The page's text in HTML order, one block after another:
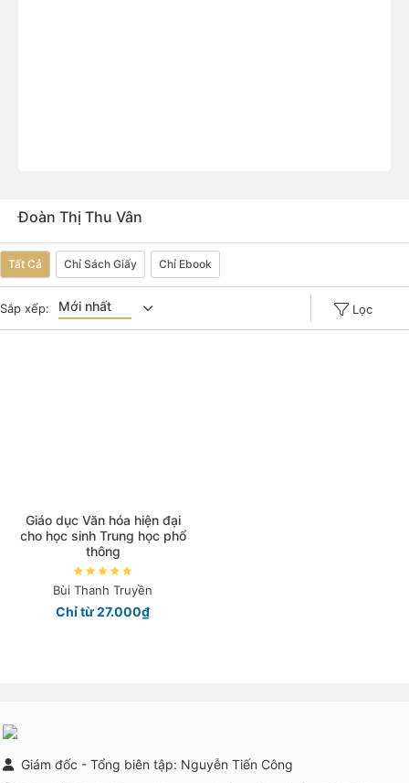
Đoàn Thị Thu Vân
Tất Cả Chỉ Sách Giấy Chỉ Ebook
Sắp xếp: Mới nhất Lọc
Giáo dục Văn hóa hiện đại
cho học sinh Trung học phổ
thông
Bùi Thanh Truyền
Chỉ từ 27.000₫
Giám đốc - Tổng biên tập: Nguyễn Tiến Công